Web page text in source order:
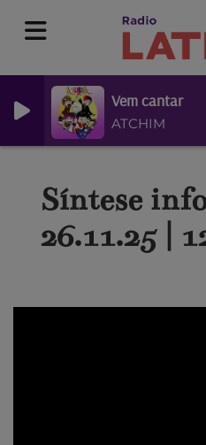
Vem cantar
ATCHIM
Síntese
26.11.25 |